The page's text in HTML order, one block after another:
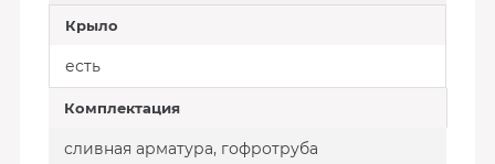
Крыло
есть
Комплектация
сливная арматура, гофротруба